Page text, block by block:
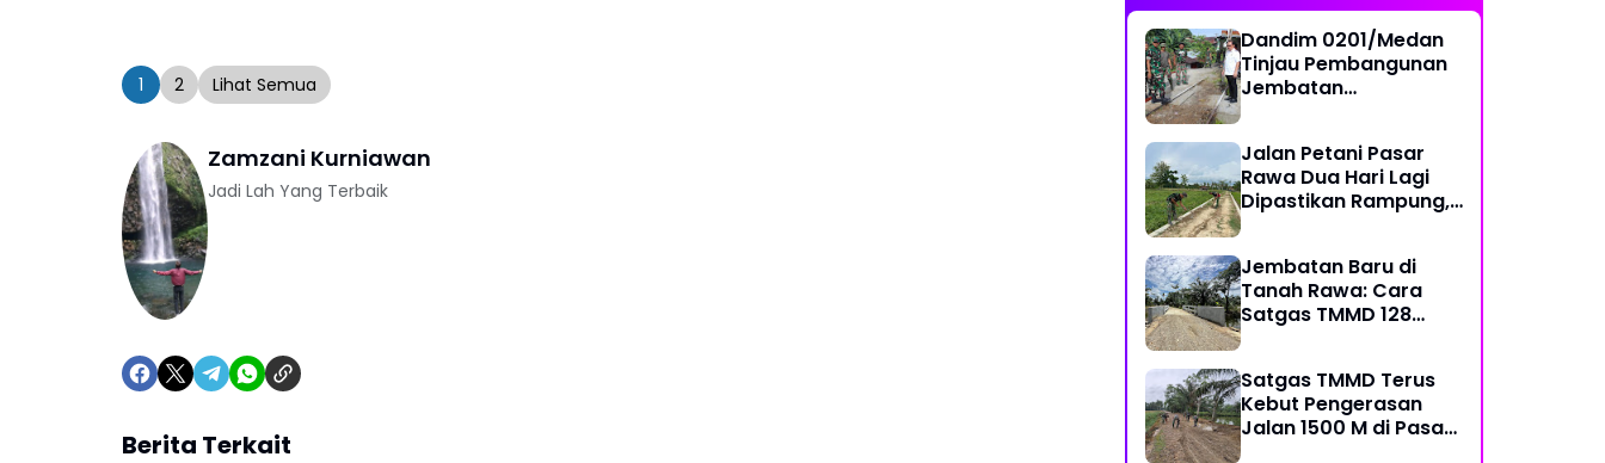
1 2 Lihat Semua
Zamzani Kurniawan
Jadi Lah Yang Terbaik
Berita Terkait
Dandim 0201/Medan
Tinjau Pembangunan
Jembatan
Jalan Petani Pasar
Rawa Dua Hari Lagi
Dipastikan Rampung,
Jembatan Baru di
Tanah Rawa: Cara
Satgas TMMD 128
Satgas TMMD Terus
Kebut Pengerasan
Jalan 1500 M di Pasar